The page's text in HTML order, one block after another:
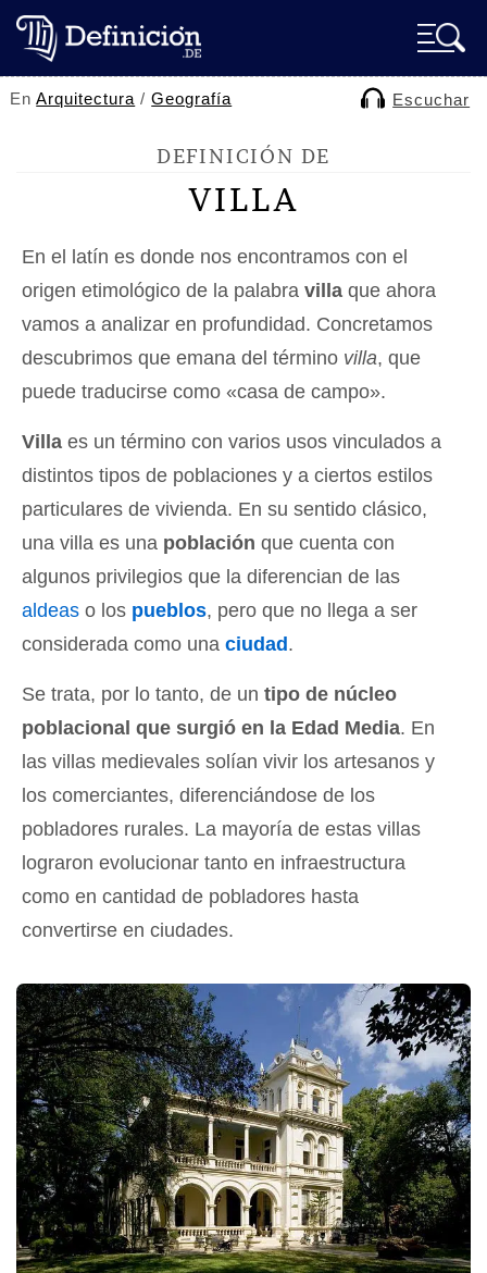
EnArquitectura /Geografía Escuchar
DEFINICIÓN DE
VILLA
En el latín es donde nos encontramos con el
origen etimológico de la palabra villa que ahora
vamos a analizar en profundidad. Concretamos
descubrimos que emana del término villa, que
puede traducirse como «casa de campo».
Villa es un término con varios usos vinculados a
distintos tipos de poblaciones y a ciertos estilos
particulares de vivienda. En su sentido clásico,
una villa es una población que cuenta con
algunos privilegios que la diferencian de las
aldeas o los pueblos, pero que no llega a ser
considerada como una ciudad .
Se trata, por lo tanto, de un tipo de núcleo
poblacional que surgió en la Edad Media. En
las villas medievales solían vivir los artesanos y
los comerciantes, diferenciándose de los
pobladores rurales. La mayoría de estas villas
lograron evolucionar tanto en infraestructura
como en cantidad de pobladores hasta
convertirse en ciudades.